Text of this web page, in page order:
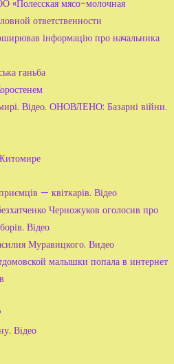
«Полесская мясо-молочная
ответственности
інформацію про начальника
ганьба
Відео. ОНОВЛЕНО: Базарні війни.
— квіткарів. Відео
Черножуков оголосив про
Відео
Муравицкого. Видео
малышки попала в интернет
Відео